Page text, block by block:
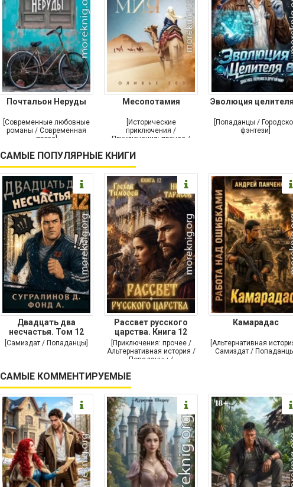
Почтальон Неруды
[Современные любовные
романы / Современная
проза]
Месопотамия
[Исторические
приключения /
Приключения: прочее /
Историческая проза]
Эволюция
[Попаданцы /
фэнтези]
САМЫЕ ПОПУЛЯРНЫЕ КНИГИ
Двадцать два
несчастья. Том 12
[Самиздат / Попаданцы]
Рассвет русского
царства. Книга 12
[Приключения: прочее /
Альтернативная история /
Попаданцы /
приключения]
Камарадас
[Альтернативная
Самиздат /
САМЫЕ КОММЕНТИРУЕМЫЕ